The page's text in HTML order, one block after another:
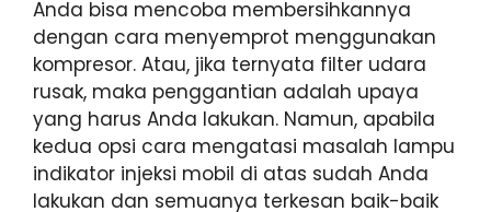
Anda bisa mencoba membersihkannya
dengan cara menyemprot menggunakan
kompresor. Atau, jika ternyata filter udara
rusak, maka penggantian adalah upaya
yang harus Anda lakukan. Namun, apabila
kedua opsi cara mengatasi masalah lampu
indikator injeksi mobil di atas sudah Anda
lakukan dan semuanya terkesan baik-baik